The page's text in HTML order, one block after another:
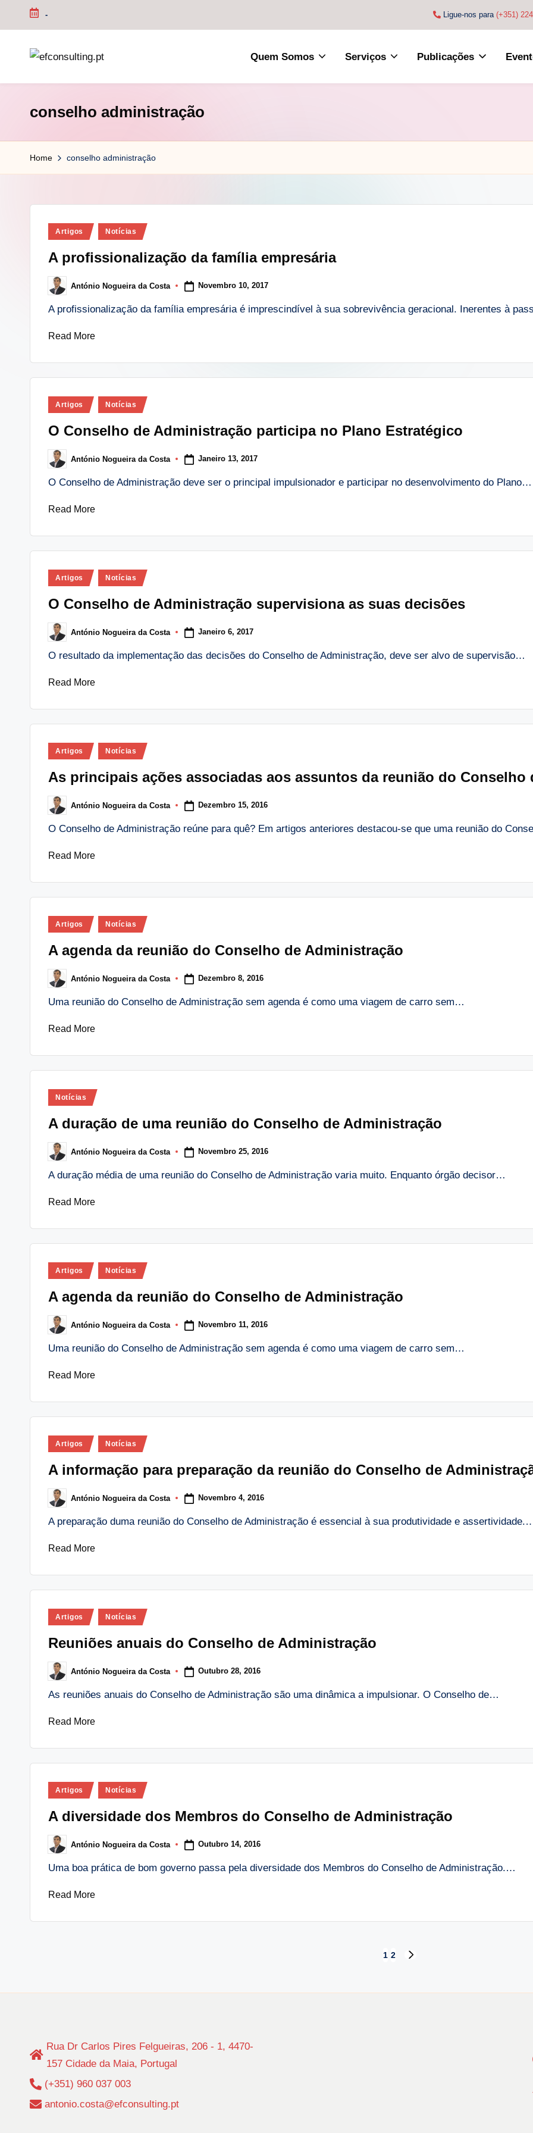
Skip
- Ligue-nos para (+351)
o
n
s
p
Quem Somos Serviços Publicações
conselho administração
Home conselho administração
Posted
Artigos Notícias
A profissionalização da família empresária
Posted
by
António Nogueira da Costa Novembro 10, 2017
A profissionalização da família empresária é imprescindível à sua sobrevivência geracional. Inerentes à
Read More
Posted
Artigos Notícias
O Conselho de Administração participa no Plano Estratégico
Posted
by
António Nogueira da Costa Janeiro 13, 2017
O Conselho de Administração deve ser o principal impulsionador e participar no desenvolvimento do Plano…
Read More
Posted
Artigos Notícias
O Conselho de Administração supervisiona as suas decisões
Posted
by
António Nogueira da Costa Janeiro 6, 2017
O resultado da implementação das decisões do Conselho de Administração, deve ser alvo de supervisão…
Read More
Posted
Artigos Notícias
As principais ações associadas aos assuntos da reunião do Conselho
Posted
by
António Nogueira da Costa Dezembro 15, 2016
O Conselho de Administração reúne para quê? Em artigos anteriores destacou-se que uma reunião do
Read More
Posted
Artigos Notícias
A agenda da reunião do Conselho de Administração
Posted
by
António Nogueira da Costa Dezembro 8, 2016
Uma reunião do Conselho de Administração sem agenda é como uma viagem de carro sem…
Read More
Posted
Notícias
A duração de uma reunião do Conselho de Administração
Posted
by
António Nogueira da Costa Novembro 25, 2016
A duração média de uma reunião do Conselho de Administração varia muito. Enquanto órgão decisor…
Read More
Posted
Artigos Notícias
A agenda da reunião do Conselho de Administração
Posted
by
António Nogueira da Costa Novembro 11, 2016
Uma reunião do Conselho de Administração sem agenda é como uma viagem de carro sem…
Read More
Posted
Artigos Notícias
A informação para preparação da reunião do Conselho de
Posted
by
António Nogueira da Costa Novembro 4, 2016
A preparação duma reunião do Conselho de Administração é essencial à sua produtividade e
Read More
Posted
Artigos Notícias
Reuniões anuais do Conselho de Administração
Posted
by
António Nogueira da Costa Outubro 28, 2016
As reuniões anuais do Conselho de Administração são uma dinâmica a impulsionar. O Conselho de…
Read More
Posted
Artigos Notícias
A diversidade dos Membros do Conselho de Administração
Posted
by
António Nogueira da Costa Outubro 14, 2016
Uma boa prática de bom governo passa pela diversidade dos Membros do Conselho de Administração.…
Read More
dos
1 2
Rua Dr Carlos Pires Felgueiras, 206 - 1, 4470-
157 Cidade da Maia, Portugal
(+351) 960 037 003
antonio.costa@efconsulting.pt